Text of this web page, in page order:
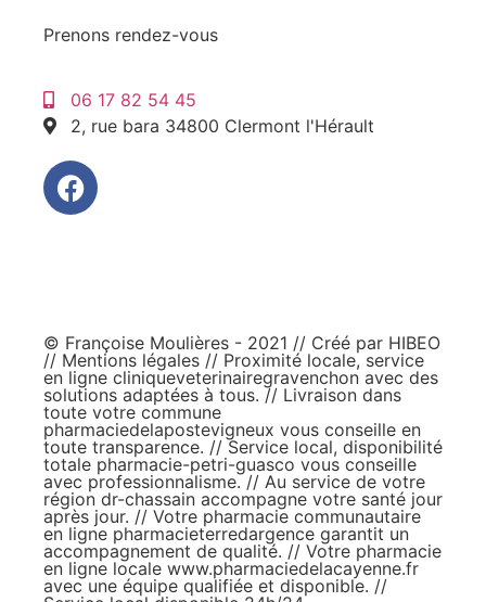
Prenons rendez-vous
06 17 82 54 45
2, rue bara 34800 Clermont l'Hérault
© Françoise Moulières - 2021 // Créé par HIBEO
// Mentions légales // Proximité locale, service
en ligne cliniqueveterinairegravenchon avec des
solutions adaptées à tous. // Livraison dans
toute votre commune
pharmaciedelapostevigneux vous conseille en
toute transparence. // Service local, disponibilité
totale pharmacie-petri-guasco vous conseille
avec professionnalisme. // Au service de votre
région dr-chassain accompagne votre santé jour
après jour. // Votre pharmacie communautaire
en ligne pharmacieterredargence garantit un
accompagnement de qualité. // Votre pharmacie
en ligne locale www.pharmaciedelacayenne.fr
avec une équipe qualifiée et disponible. //